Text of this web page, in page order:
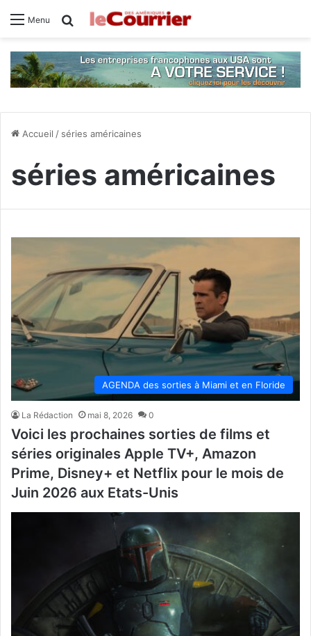
Menu Rechercher
Accueil / séries américaines
séries américaines
AGENDA des sorties à Miami et en Floride
La Rédaction mai 8, 2026 0
Voici les prochaines sorties de films et
séries originales Apple TV+, Amazon
Prime, Disney+ et Netflix pour le mois de
Juin 2026 aux Etats-Unis